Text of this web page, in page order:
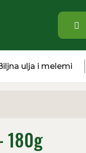
ulja i melemi
180g